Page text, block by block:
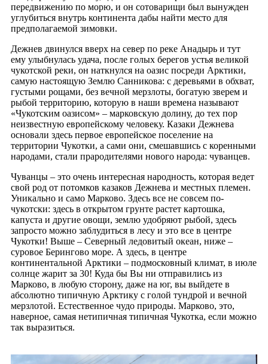
передвижению по морю, и он сотоварищи был вынужден
углубиться внутрь континента дабы найти место для
предполагаемой зимовки.
Дежнев двинулся вверх на север по реке Анадырь и тут
ему улыбнулась удача, после голых берегов устья великой
чукотской реки, он наткнулся на оазис посреди Арктики,
самую настоящую Землю Санникова: с деревьями в обхват,
густыми рощами, без вечной мерзлоты, богатую зверем и
рыбой территорию, которую в наши времена называют
«Чукотским оазисом» – марковскую долину, до тех пор
неизвестную европейскому человеку. Казаки Дежнева
основали здесь первое европейское поселение на
территории Чукотки, а сами они, смешавшись с коренными
народами, стали прародителями нового народа: чуванцев.
Чуванцы – это очень интересная народность, которая ведет
свой род от потомков казаков Дежнева и местных племен.
Уникально и само Марково. Здесь все не совсем по-
чукотски: здесь в открытом грунте растет картошка,
капуста и другие овощи, землю удобряют рыбой, здесь
запросто можно заблудиться в лесу и это все в центре
Чукотки! Выше – Северный ледовитый океан, ниже –
суровое Берингово море. А здесь, в центре
континентальной Арктики – подмосковный климат, в июле
солнце жарит за 30! Куда бы Вы ни отправились из
Марково, в любую сторону, даже на юг, вы выйдете в
абсолютно типичную Арктику с голой тундрой и вечной
мерзлотой. Естественное чудо природы. Марково, это,
наверное, самая нетипичная типичная Чукотка, если можно
так выразиться.